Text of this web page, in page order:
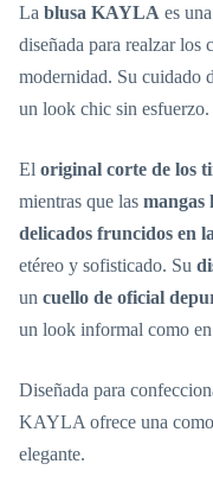
La blusa KAYLA es
diseñada para realzar los
modernidad. Su cuidado
un look chic sin esfuerzo.
El original corte de los
mientras que las mangas
delicados fruncidos en
etéreo y sofisticado. Su
un cuello de oficial
un look informal como
Diseñada para
KAYLA ofrece una
elegante.